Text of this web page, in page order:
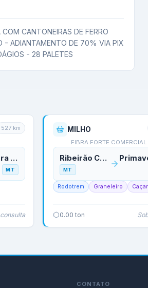
CANTONEIRAS DE FERRO
- ADIANTAMENTO DE 70% VIA PIX
- 28 PALETES
527 km
Primavera do Leste
MT
MILHO
FIBRA FORTE COMERCIAL
Ribeirão Cascalheira
MT
Rodotrem Graneleiro
0.00 ton
CONTATO